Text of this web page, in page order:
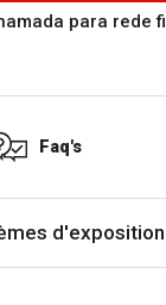
para rede
Faq's
d'exposition